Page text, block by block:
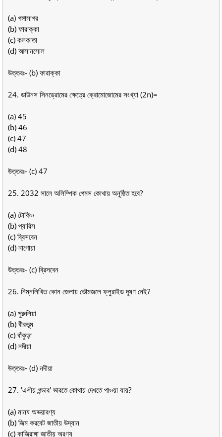
(a) গঙ্গাসাগর
(b) ফারাক্কা
(c) কলকাতা
(d) আসানসোল
উত্তরঃ- (b) ফারাক্কা
24. ডাউনস সিনড্রোমের ক্ষেত্রে ক্রোমোজোমের সংখ্যা (2n)=
(a) 45
(b) 46
(c) 47
(d) 48
উত্তরঃ- (c) 47
25. 2032 সালে অলিম্পিক গেমস কোথায় অনুষ্ঠিত হবে?
(a) টোকিও
(b) প্যারিস
(c) ব্রিসবেন
(d) নাগোয়া
উত্তরঃ- (c) ব্রিসবেন
26. নিম্নলিখিত কোন জেলায় ভৌমজলে ফ্লুরাইড দূষণ নেই?
(a) পুরুলিয়া
(b) বীরভূম
(c) বাঁকুড়া
(d) নদীয়া
উত্তরঃ- (d) নদীয়া
27. 'এশীয় গন্ডার' ভারতে কোথায় দেখতে পাওয়া যায়?
(a) মানষ অভয়ারণ্য
(b) জিম করবেট জাতীয় উদ্যান
(c) কাজিরাঙ্গা জাতীয় অরণ্য